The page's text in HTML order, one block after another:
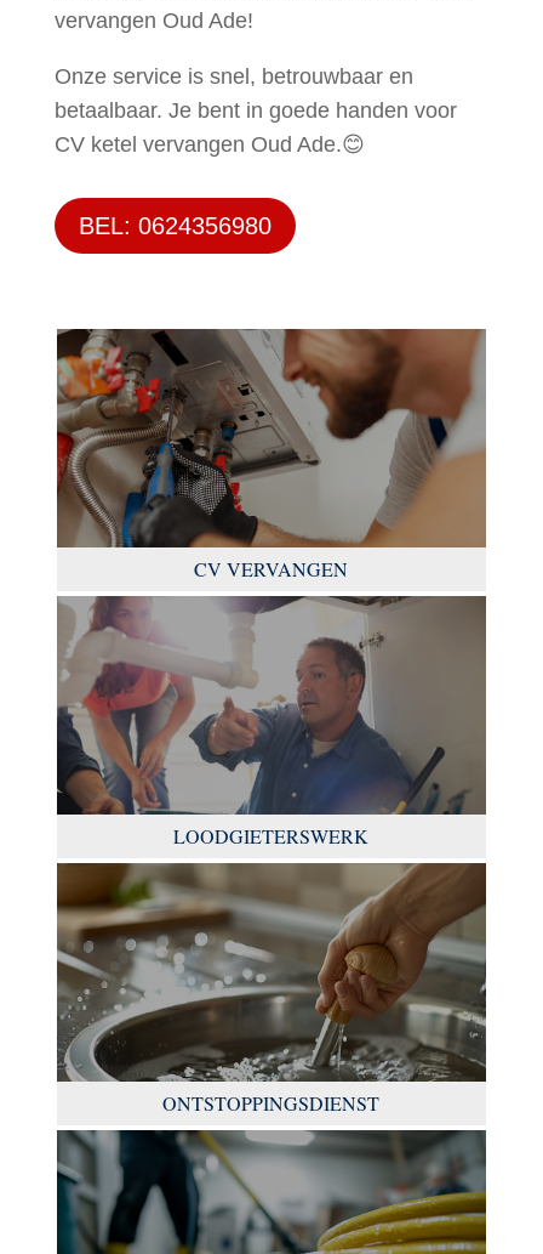
vervangen Oud Ade!
Onze service is snel, betrouwbaar en
betaalbaar. Je bent in goede handen voor
CV ketel vervangen Oud Ade.😊
BEL: 0624356980
CV VERVANGEN
LOODGIETERSWERK
ONTSTOPPINGSDIENST